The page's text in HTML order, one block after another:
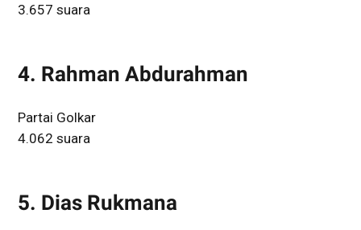
3.657 suara
4. Rahman Abdurahman
Partai Golkar
4.062 suara
5. Dias Rukmana